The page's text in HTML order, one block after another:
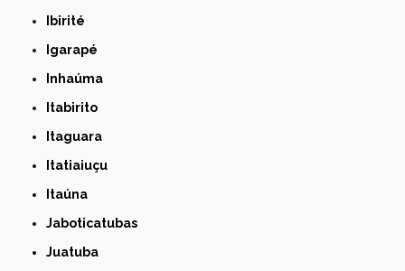
Ibirité
Igarapé
Inhaúma
Itabirito
Itaguara
Itatiaiuçu
Itaúna
Jaboticatubas
Juatuba